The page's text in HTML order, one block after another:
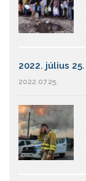
2022. július 25.
2022.07.25.